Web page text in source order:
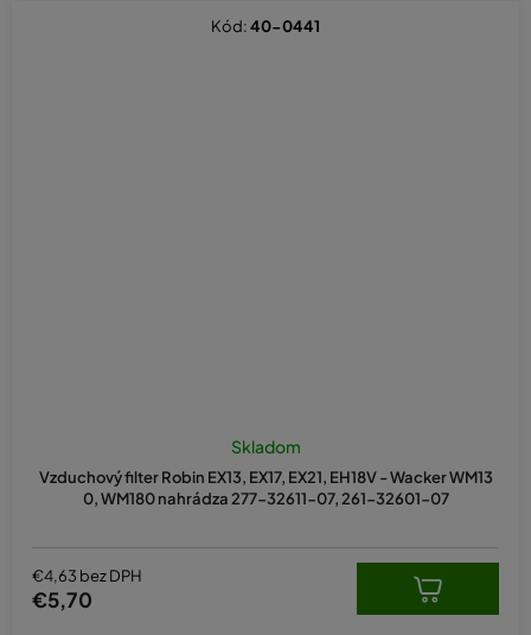
Vzduchový filter Robin EX13, EX17, EX21, EH18V - Wacker WM13
0, WM180 nahrádza 277-32611-07, 261-32601-07
Skladom
€4,63 bez DPH
€5,70
Kód:40-0441